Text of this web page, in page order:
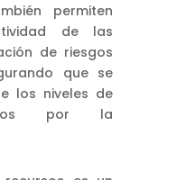
permiten
de las
de riesgos
que se
los niveles de
por la